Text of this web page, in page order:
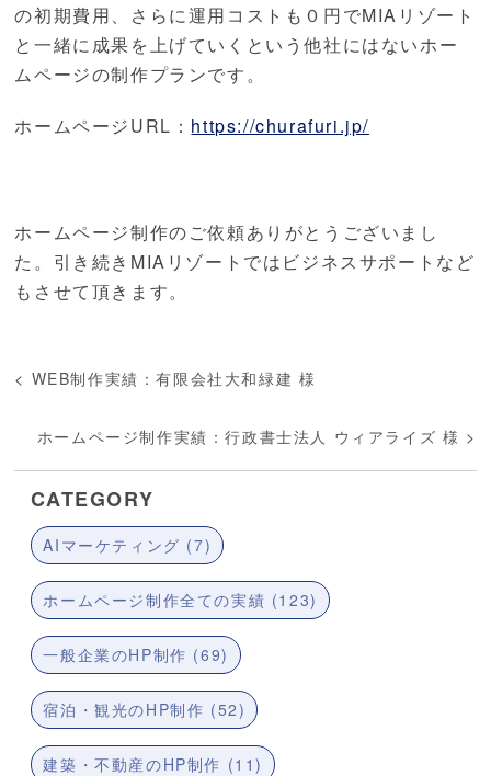
の初期費用、さらに運用コストも０円でMIAリゾート
と一緒に成果を上げていくという他社にはないホー
ムページの制作プランです。
ホームページURL： https://churafuri.jp/
ホームページ制作のご依頼ありがとうございまし
た。引き続きMIAリゾートではビジネスサポートなど
もさせて頂きます。
< WEB制作実績：有限会社大和緑建 様
ホームページ制作実績：行政書士法人 ウィアライズ 様 >
CATEGORY
AIマーケティング (7)
ホームページ制作全ての実績 (123)
一般企業のHP制作 (69)
宿泊・観光のHP制作 (52)
建築・不動産のHP制作 (11)